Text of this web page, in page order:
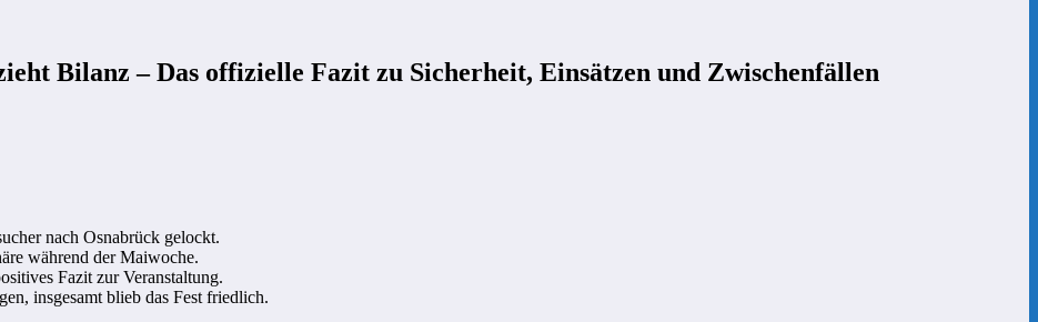
Bilanz – Das offizielle Fazit zu Sicherheit, Einsätzen und Zwischenfällen
nach Osnabrück gelockt.
während der Maiwoche.
Fazit zur Veranstaltung.
insgesamt blieb das Fest friedlich.